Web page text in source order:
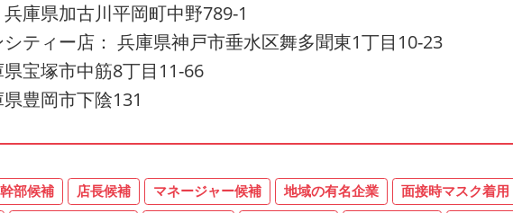
庫県加古川平岡町中野789-1
ティー店： 兵庫県神戸市垂水区舞多聞東1丁目10-23
宝塚市中筋8丁目11-66
豊岡市下陰131
幹部候補 店長候補 マネージャー候補 地域の有名企業 面接時マスク着用